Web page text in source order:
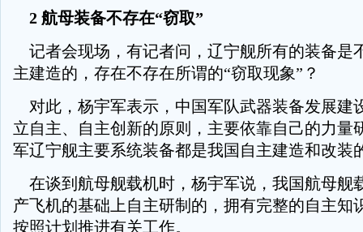
2 航母装备不存在“窃取”
记者会现场，有记者问，辽宁舰所有的装备是
主建造的，存在不存在所谓的“窃取现象”？
对此，杨宇军表示，中国军队武器装备发展建
立自主、自主创新的原则，主要依靠自己的力量
军辽宁舰主要系统装备都是我国自主建造和改装
在谈到航母舰载机时，杨宇军说，我国航母舰
产飞机的基础上自主研制的，拥有完整的自主知
按照计划推进有关工作。